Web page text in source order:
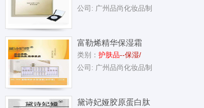
公司: 广州品尚化妆品制
富勒烯精华保湿霜
类别： 护肤品--保湿/
公司: 广州品尚化妆品制
黛诗妃娅胶原蛋白肽